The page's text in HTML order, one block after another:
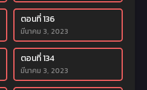
ตอนที่ 136
มีนาคม 3, 2023
ตอนที่ 134
มีนาคม 3, 2023